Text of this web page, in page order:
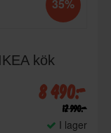
35%
kök
8 490:-
12 990:-
I lager